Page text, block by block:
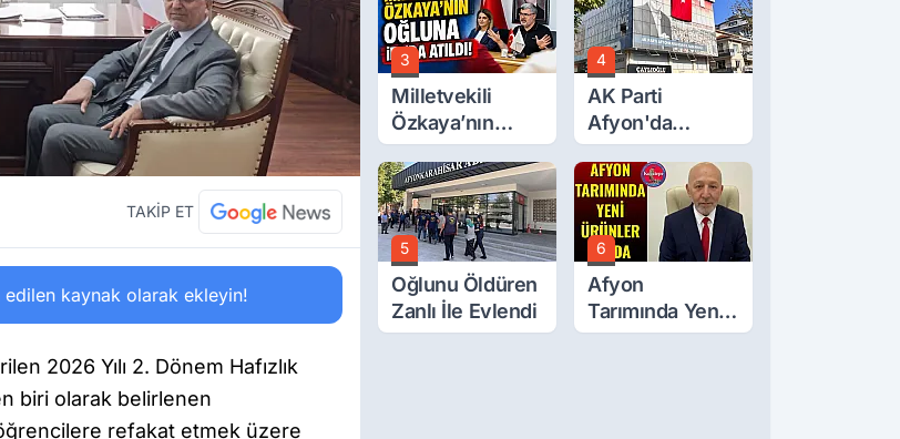
TAKİP ET
edilen kaynak olarak ekleyin!
2026 Yılı 2. Dönem Hafızlık
biri olarak belirlenen
refakat etmek üzere
3
Milletvekili
Özkaya’nın
Oğluna İftira
Atıldı
4
AK Parti
Afyon'da
Turgay Şahin'in
Ardından Bir
Şok Daha!
5
Oğlunu Öldüren
Zanlı İle Evlendi
6
Afyon
Tarımında Yeni
Ürünler Yolda